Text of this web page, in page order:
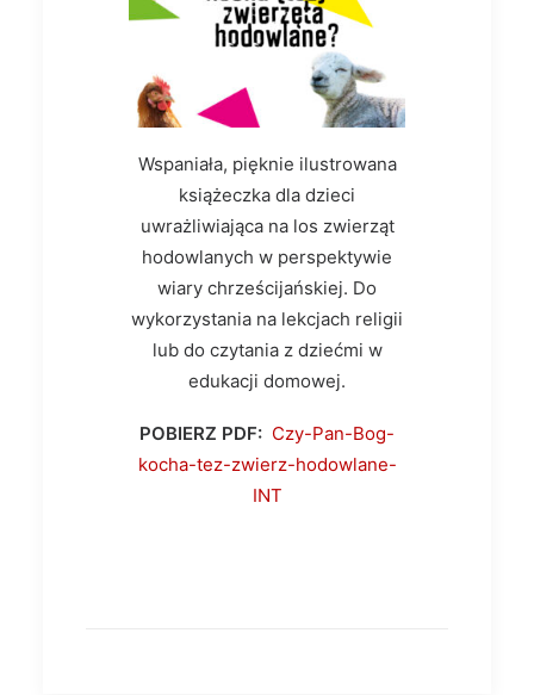
Wspaniała, pięknie ilustrowana
książeczka dla dzieci
uwrażliwiająca na los zwierząt
hodowlanych w perspektywie
wiary chrześcijańskiej. Do
wykorzystania na lekcjach religii
lub do czytania z dziećmi w
edukacji domowej.
POBIERZ PDF: Czy-Pan-Bog-
kocha-tez-zwierz-hodowlane-
INT